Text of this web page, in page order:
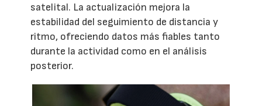
satelital. La actualización mejora la
estabilidad del seguimiento de distancia y
ritmo, ofreciendo datos más fiables tanto
durante la actividad como en el análisis
posterior.